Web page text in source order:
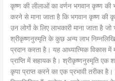
कृष्ण की लीलाओं का वर्णन भगवान कृष्ण की
करने से माना जाता है कि भगवान कृष्ण की
उन लोगों के लिए लाभकारी माना जाता है
श्रीकृष्णनुस्मृति के कुछ अन्य लाभ
प्रदान करता है। यह आध्यात्मिक विकास
प्राप्ति में सहायक है। श्रीकृष्णनुस्मृति एक
कृपा प्राप्त करने का एक प्रभावी तरीका